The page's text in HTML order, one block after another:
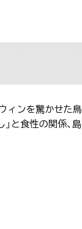
ンを驚かせた鳥
と食性の関係、